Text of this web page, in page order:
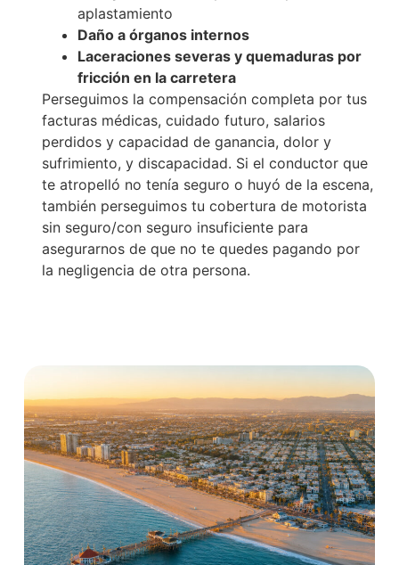
aplastamiento
Daño a órganos internos
Laceraciones severas y quemaduras por
fricción en la carretera
Perseguimos la compensación completa por tus
facturas médicas, cuidado futuro, salarios
perdidos y capacidad de ganancia, dolor y
sufrimiento, y discapacidad. Si el conductor que
te atropelló no tenía seguro o huyó de la escena,
también perseguimos tu cobertura de motorista
sin seguro/con seguro insuficiente para
asegurarnos de que no te quedes pagando por
la negligencia de otra persona.